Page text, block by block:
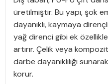
üretilmiştir. Bu yapı, şok
dayanıklı, kaymaya
yağ direnci gibi ek
artırır. Çelik veya
darbe dayanıklılığı
korur.